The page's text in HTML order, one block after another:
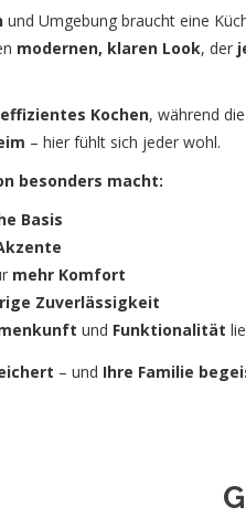
und Umgebung braucht eine
modernen, klaren Look, der
effizientes Kochen, während die
– hier fühlt sich jeder wohl.
besonders macht:
Basis
mehr Komfort
Zuverlässigkeit
und Funktionalität
– und Ihre Familie